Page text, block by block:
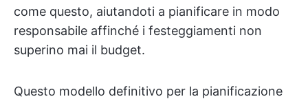
come questo, aiutandoti a pianificare in modo
responsabile affinché i festeggiamenti non
superino mai il budget.
Questo modello definitivo per la pianificazione